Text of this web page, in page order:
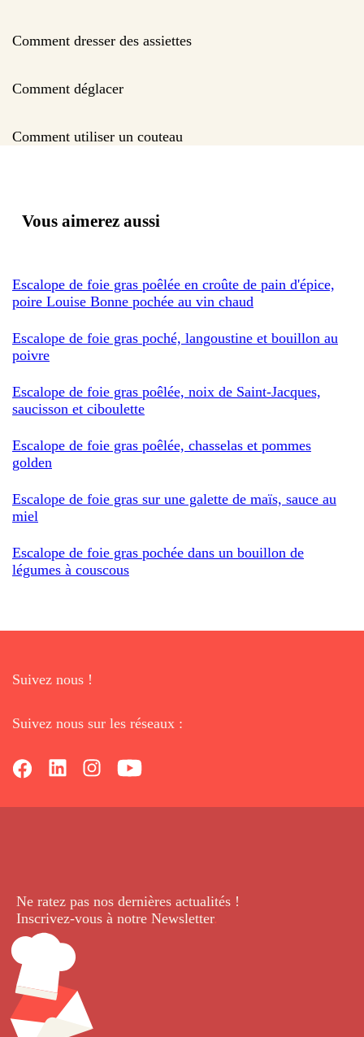
Comment dresser des assiettes
Comment déglacer
Comment utiliser un couteau
Vous aimerez aussi
Escalope de foie gras poêlée en croûte de pain d'épice,
poire Louise Bonne pochée au vin chaud
Escalope de foie gras poché, langoustine et bouillon au
poivre
Escalope de foie gras poêlée, noix de Saint-Jacques,
saucisson et ciboulette
Escalope de foie gras poêlée, chasselas et pommes
golden
Escalope de foie gras sur une galette de maïs, sauce au
miel
Escalope de foie gras pochée dans un bouillon de
légumes à couscous
Suivez nous !
Suivez nous sur les réseaux :
Ne ratez pas nos dernières actualités !
Inscrivez-vous à notre Newsletter.